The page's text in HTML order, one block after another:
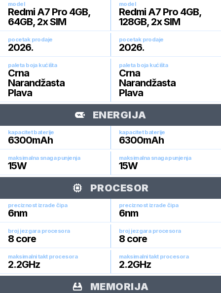
model
Redmi A7 Pro 4GB,
64GB, 2x SIM
model
Redmi A7 Pro 4GB,
128GB, 2x SIM
pocetak prodaje
2026.
pocetak prodaje
2026.
paleta boja kućišta
Crna
Narandžasta
Plava
paleta boja kućišta
Crna
Narandžasta
Plava
ENERGIJA
kapacitet baterije
6300mAh
kapacitet baterije
6300mAh
maksimalna snaga punjenja
15W
maksimalna snaga punjenja
15W
PROCESOR
preciznost izrade čipa
6nm
preciznost izrade čipa
6nm
broj jezgara procesora
8 core
broj jezgara procesora
8 core
maksimalni takt procesora
2.2GHz
maksimalni takt procesora
2.2GHz
MEMORIJA